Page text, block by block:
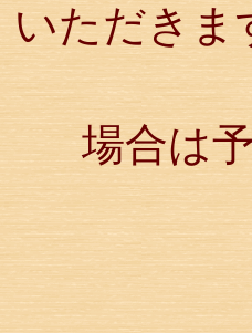
いただきま
場合は